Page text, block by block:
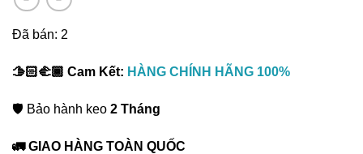
Đã bán: 2
🫱🏻‍🫲🏾 Cam Kết: HÀNG CHÍNH HÃNG 100%
🛡️ Bảo hành keo 2 Tháng
🚛 GIAO HÀNG TOÀN QUỐC